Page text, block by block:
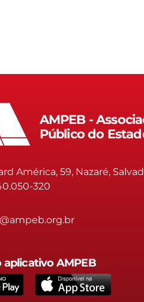
AMPEB -
Público do
América, 59, Nazaré,
320
aplicativo AMPEB